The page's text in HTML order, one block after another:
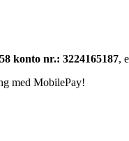
konto nr.: 3224165187,
med MobilePay!